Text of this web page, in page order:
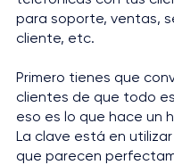
para soporte, ventas,
cliente, etc.
Primero tienes que
clientes de que todo
eso es lo que hace un
La clave está en
que parecen